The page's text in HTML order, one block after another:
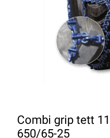
Combi grip tett
650/65-25